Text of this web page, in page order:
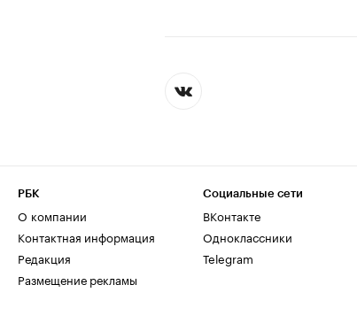
РБК
О компании
Контактная информация
Редакция
Размещение рекламы
Социальные сети
ВКонтакте
Одноклассники
Telegram